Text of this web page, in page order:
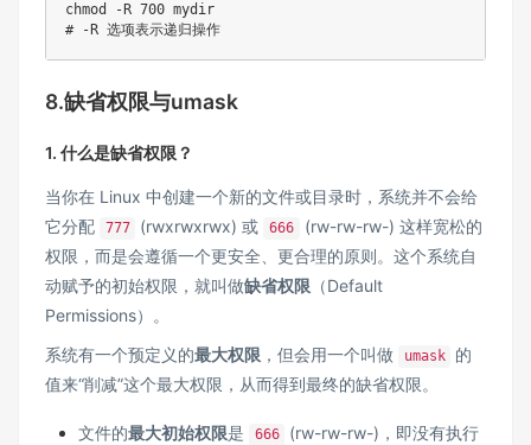
chmod -R 700 mydir
# -R 选项表示递归操作
8.缺省权限与umask
1. 什么是缺省权限？
当你在 Linux 中创建一个新的文件或目录时，系统并不会给
它分配
777 (rwxrwxrwx) 或 666
(rw-rw-rw-) 这样宽松的
权限，而是会遵循一个更安全、更合理的原则。这个系统自
动赋予的初始权限，就叫做缺省权限 （Default
Permissions）。
系统有一个预定义的最大权限 ，但会用一个叫做 umask
的
值来“削减”这个最大权限，从而得到最终的缺省权限。
文件的最大初始权限是 666
(rw-rw-rw-)，即没有执行